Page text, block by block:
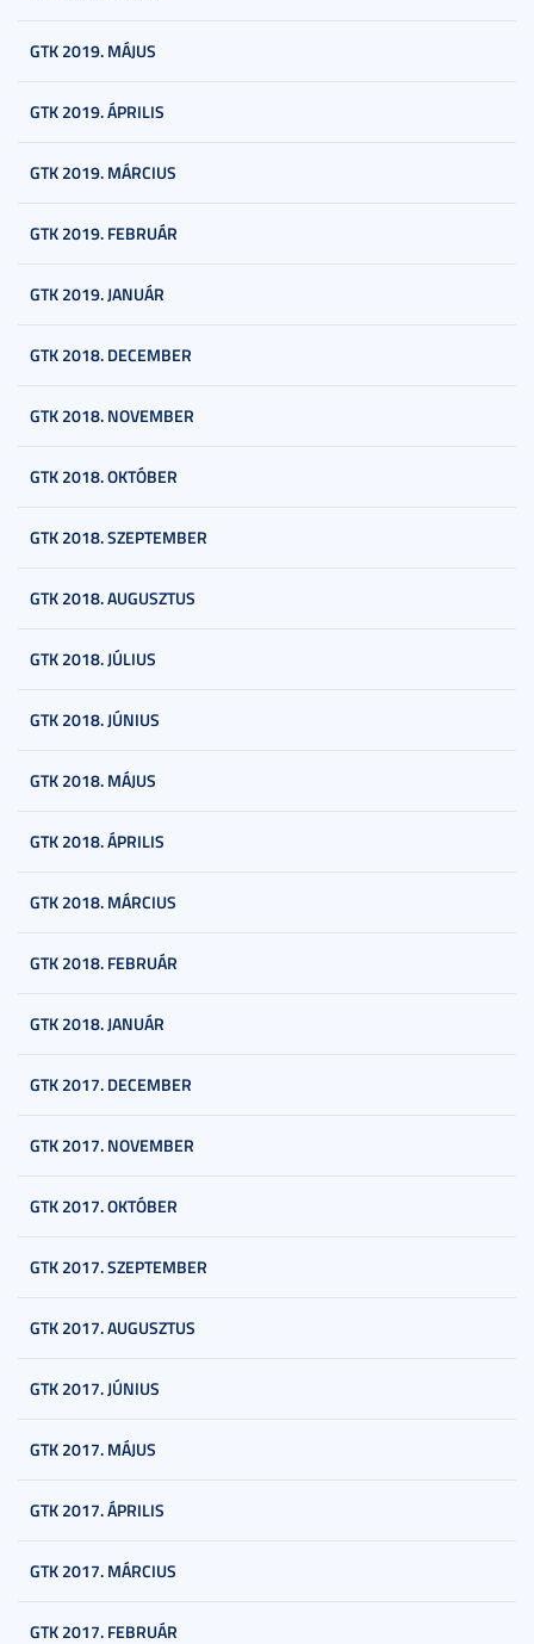
GTK 2019. MÁJUS
GTK 2019. ÁPRILIS
GTK 2019. MÁRCIUS
GTK 2019. FEBRUÁR
GTK 2019. JANUÁR
GTK 2018. DECEMBER
GTK 2018. NOVEMBER
GTK 2018. OKTÓBER
GTK 2018. SZEPTEMBER
GTK 2018. AUGUSZTUS
GTK 2018. JÚLIUS
GTK 2018. JÚNIUS
GTK 2018. MÁJUS
GTK 2018. ÁPRILIS
GTK 2018. MÁRCIUS
GTK 2018. FEBRUÁR
GTK 2018. JANUÁR
GTK 2017. DECEMBER
GTK 2017. NOVEMBER
GTK 2017. OKTÓBER
GTK 2017. SZEPTEMBER
GTK 2017. AUGUSZTUS
GTK 2017. JÚNIUS
GTK 2017. MÁJUS
GTK 2017. ÁPRILIS
GTK 2017. MÁRCIUS
GTK 2017. FEBRUÁR